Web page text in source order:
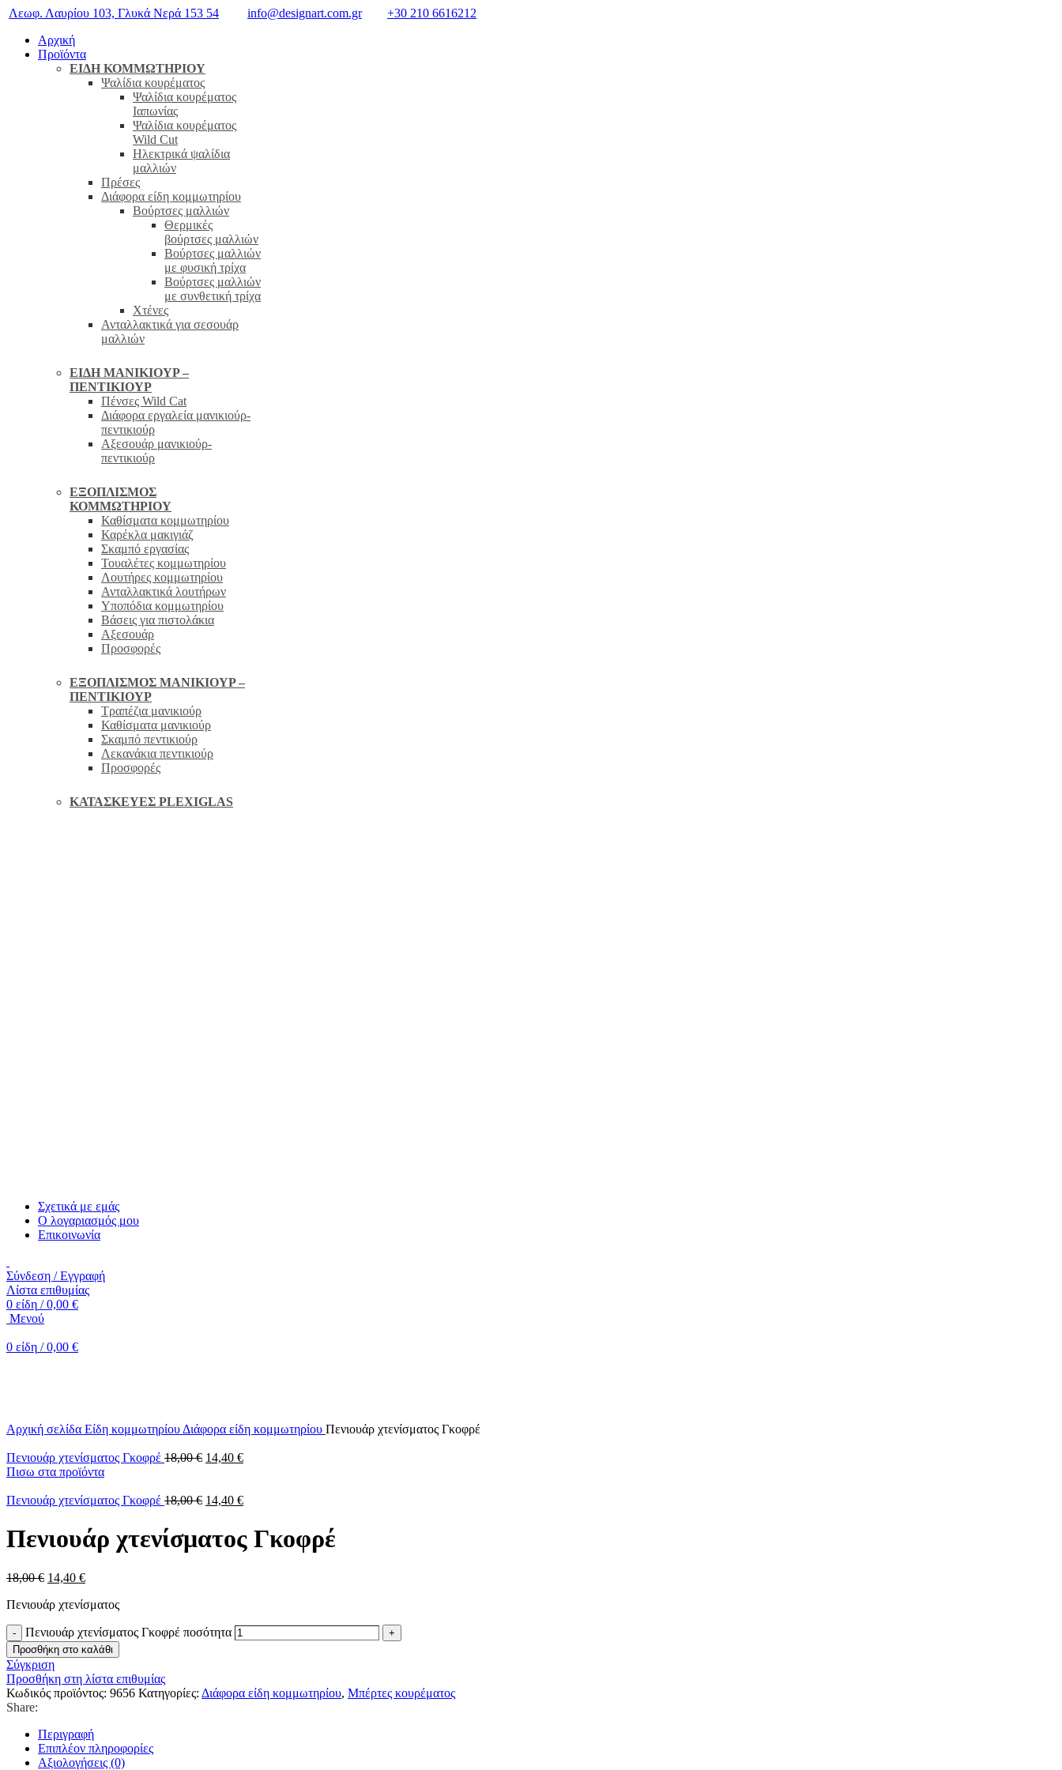
Λεωφ. Λαυρίου 103, Γλυκά Νερά 153 54 info@designart.com.gr
+30 210 6616212
Αρχική
Προϊόντα
ΕΊΔΗ ΚΟΜΜΩΤΗΡΊΟΥ
Ψαλίδια κουρέματος
Ψαλίδια κουρέματος
Ιαπωνίας
Ψαλίδια κουρέματος
Wild Cut
Ηλεκτρικά ψαλίδια
μαλλιών
Πρέσες
Διάφορα είδη κομμωτηρίου
Βούρτσες μαλλιών
Θερμικές
βούρτσες μαλλιών
Βούρτσες μαλλιών
με φυσική τρίχα
Βούρτσες μαλλιών
με συνθετική τρίχα
Χτένες
Ανταλλακτικά για σεσουάρ
μαλλιών
ΕΊΔΗ ΜΑΝΙΚΙΟΎΡ –
ΠΕΝΤΙΚΙΟΎΡ
Πένσες Wild Cat
Διάφορα εργαλεία μανικιούρ-
πεντικιούρ
Αξεσουάρ μανικιούρ-
πεντικιούρ
ΕΞΟΠΛΙΣΜΌΣ
ΚΟΜΜΩΤΗΡΊΟΥ
Καθίσματα κομμωτηρίου
Καρέκλα μακιγιάζ
Σκαμπό εργασίας
Τουαλέτες κομμωτηρίου
Λουτήρες κομμωτηρίου
Ανταλλακτικά λουτήρων
Υποπόδια κομμωτηρίου
Βάσεις για πιστολάκια
Αξεσουάρ
Προσφορές
ΕΞΟΠΛΙΣΜΌΣ ΜΑΝΙΚΙΟΎΡ –
ΠΕΝΤΙΚΙΟΎΡ
Τραπέζια μανικιούρ
Καθίσματα μανικιούρ
Σκαμπό πεντικιούρ
Λεκανάκια πεντικιούρ
Προσφορές
ΚΑΤΑΣΚΕΥΈΣ PLEXIGLAS
Σχετικά με εμάς
Ο λογαριασμός μου
Επικοινωνία
Σύνδεση / Εγγραφή
Λίστα επιθυμίας
0 είδη / 0,00 €
Mενού
0 είδη / 0,00 €
Αρχική σελίδα Είδη κομμωτηρίου Διάφορα είδη κομμωτηρίου Πενιουάρ χτενίσματος Γκοφρέ
Πενιουάρ χτενίσματος Γκοφρέ 18,00€ 14,40 €
Πισω στα προϊόντα
Πενιουάρ χτενίσματος Γκοφρέ 18,00€ 14,40 €
Πενιουάρ χτενίσματος Γκοφρέ
18,00€ 14,40 €
Πενιουάρ χτενίσματος
Πενιουάρ χτενίσματος Γκοφρέ ποσότητα
Προσθήκη στο καλάθι
Σύγκριση
Προσθήκη στη λίστα επιθυμίας
Κωδικός προϊόντος: 9656 Κατηγορίες: Διάφορα είδη κομμωτηρίου, Μπέρτες κουρέματος
Share:
Περιγραφή
Επιπλέον πληροφορίες
Αξιολογήσεις (0)